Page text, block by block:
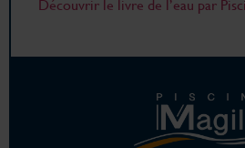
Découvrir le livre de l’eau par